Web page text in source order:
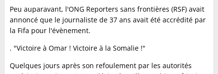
Peu auparavant, l'ONG Reporters sans frontières (RSF) avait
annoncé que le journaliste de 37 ans avait été accrédité par
la Fifa pour l'évènement.
. "Victoire à Omar ! Victoire à la Somalie !"
Quelques jours après son refoulement par les autorités